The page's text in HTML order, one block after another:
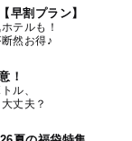
早割プラン】
テルも！
然お得♪
！
ル、
丈夫？